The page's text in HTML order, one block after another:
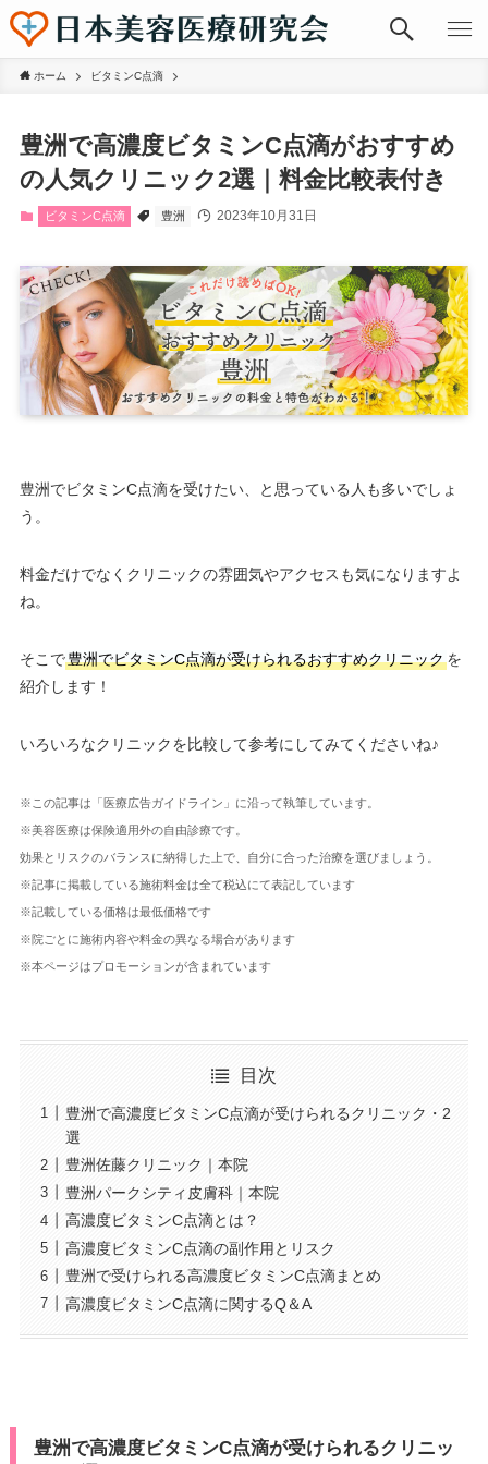
ホーム ビタミンC点滴
豊洲で高濃度ビタミンC点滴がおすすめ
の人気クリニック2選｜料金比較表付き
ビタミンC点滴 豊洲 2023年10月31日
豊洲でビタミンC点滴を受けたい、と思っている人も多いでしょ
う。
料金だけでなくクリニックの雰囲気やアクセスも気になりますよ
ね。
そこで豊洲でビタミンC点滴が受けられるおすすめクリニックを
紹介します！
いろいろなクリニックを比較して参考にしてみてくださいね♪
※この記事は「医療広告ガイドライン」に沿って執筆しています。
※美容医療は保険適用外の自由診療です。
効果とリスクのバランスに納得した上で、自分に合った治療を選びましょう。
※記事に掲載している施術料金は全て税込にて表記しています
※記載している価格は最低価格です
※院ごとに施術内容や料金の異なる場合があります
※本ページはプロモーションが含まれています
目次
豊洲で高濃度ビタミンC点滴が受けられるクリニック・2
選
豊洲佐藤クリニック｜本院
豊洲パークシティ皮膚科｜本院
高濃度ビタミンC点滴とは？
高濃度ビタミンC点滴の副作用とリスク
豊洲で受けられる高濃度ビタミンC点滴まとめ
高濃度ビタミンC点滴に関するQ＆A
豊洲で高濃度ビタミンC点滴が受けられるクリニッ